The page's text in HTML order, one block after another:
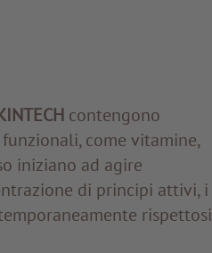
contengono
come vitamine,
iniziano ad agire
di principi attivi, i
rispettosi